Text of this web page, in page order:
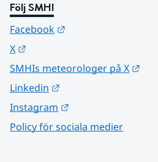
Följ SMHI
Facebook
X
SMHIs meteorologer på X
Linkedin
Instagram
Policy för sociala medier